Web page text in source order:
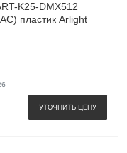
K25-DMX512
пластик Arlight
УТОЧНИТЬ ЦЕНУ